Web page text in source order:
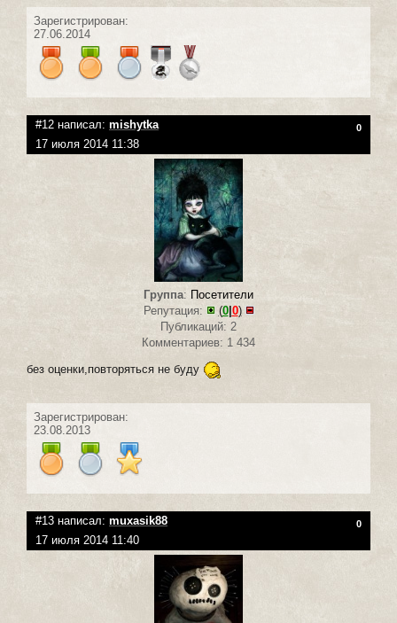
Зарегистрирован:
27.06.2014
#12 написал: mishytka 0
17 июля 2014 11:38
Группа: Посетители
Репутация:
(0| 0)
Публикаций: 2
Комментариев: 1 434
без оценки,повторяться не буду
Зарегистрирован:
23.08.2013
#13 написал: muxasik88 0
17 июля 2014 11:40